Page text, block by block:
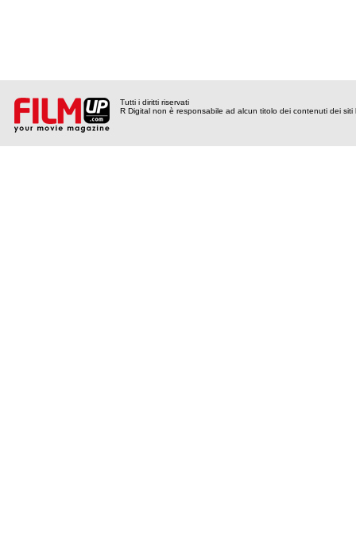
Tutti i diritti riservati
R Digital non è responsabile ad alcun titolo dei contenuti dei siti